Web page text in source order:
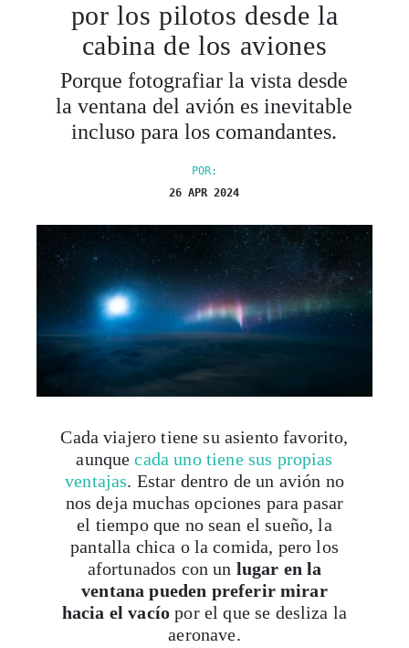
por los pilotos desde la
cabina de los aviones
Porque fotografiar la vista desde
la ventana del avión es inevitable
incluso para los comandantes.
POR:
26 APR 2024
Cada viajero tiene su asiento favorito,
aunquecada uno tiene sus propias
ventajas. Estar dentro de un avión no
nos deja muchas opciones para pasar
el tiempo que no sean el sueño, la
pantalla chica o la comida, pero los
afortunados con un lugar en la
ventana pueden preferir mirar
hacia el vacío por el que se desliza la
aeronave.